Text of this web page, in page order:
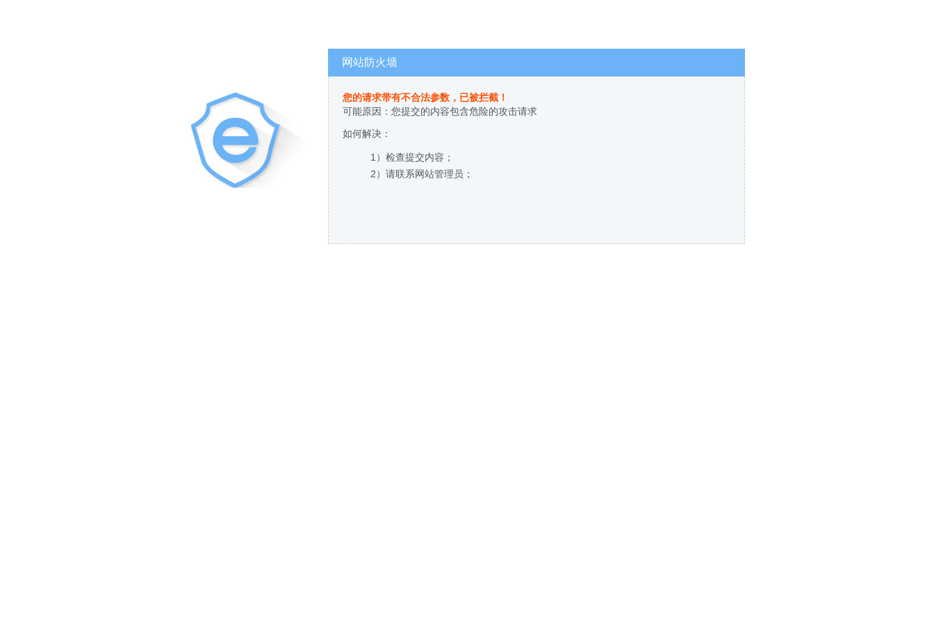
网站防火墙
您的请求带有不合法参数，已被拦截！
可能原因：您提交的内容包含危险的攻击请求
如何解决：
1）检查提交内容；
2）请联系网站管理员；